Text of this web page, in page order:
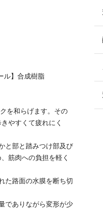
ル】合成樹脂
を和らげます。その
やすくて疲れにく
と部と踏みつけ部及び
筋肉への負担を軽く
た路面の水膜を断ち切
でありながら変形が少